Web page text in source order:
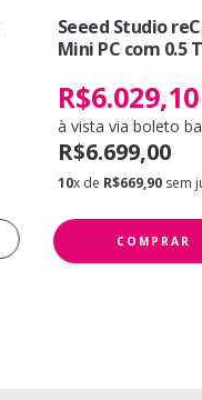
Seeed Studio
Mini PC com 0.5
Nano Module
Instalado | 4
Micro-USB port
Alternativa ao
Nano Developer
R$6.029,10
à vista via boleto
R$6.699,00
10x de R$669,90sem